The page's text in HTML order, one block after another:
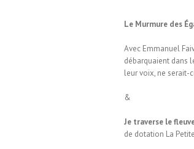
Le Murmure des
Avec Emmanuel
débarquaient dans
leur voix, ne serait-
&
Je traverse le
de dotation La